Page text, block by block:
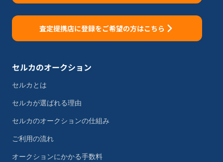
査定提携店に登録をご希望の方はこちら
セルカのオークション
セルカとは
セルカが選ばれる理由
セルカのオークションの仕組み
ご利用の流れ
オークションにかかる手数料